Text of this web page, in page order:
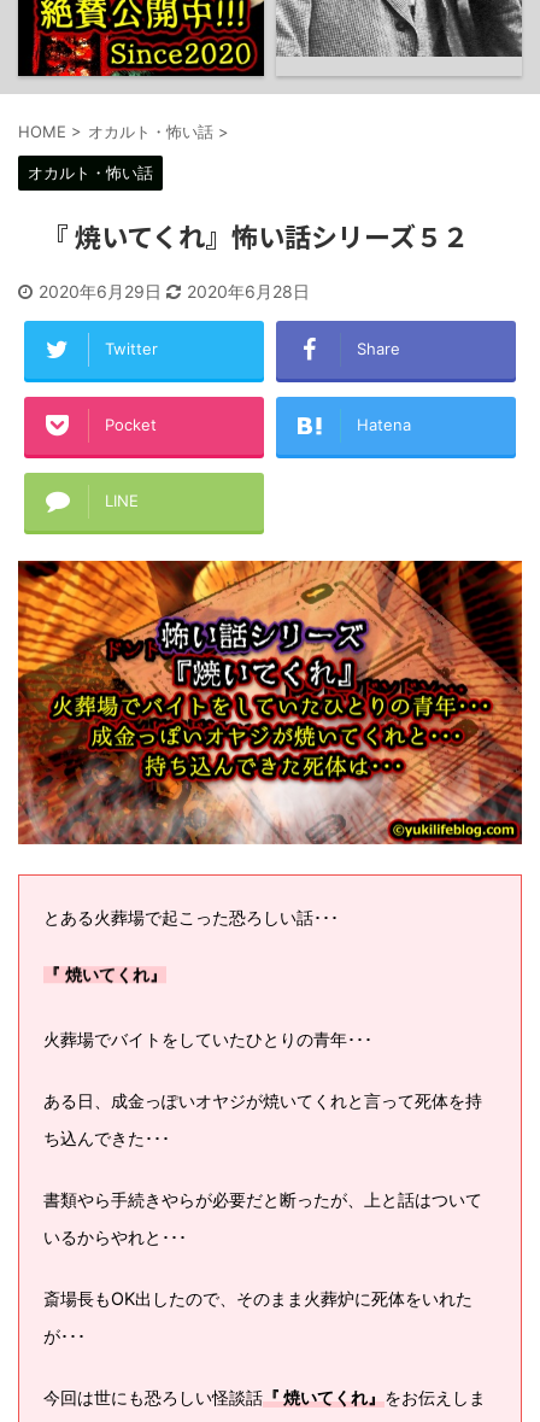
HOME > オカルト・怖い話 >
オカルト・怖い話
『 焼いてくれ』怖い話シリーズ５２
2020年6月29日 2020年6月28日
Twitter Share
Pocket Hatena
LINE
とある火葬場で起こった恐ろしい話･･･
『 焼いてくれ』
火葬場でバイトをしていたひとりの青年･･･
ある日、成金っぽいオヤジが焼いてくれと言って死体を持
ち込んできた･･･
書類やら手続きやらが必要だと断ったが、上と話はついて
いるからやれと･･･
斎場長もOK出したので、そのまま火葬炉に死体をいれた
が･･･
今回は世にも恐ろしい怪談話『 焼いてくれ』をお伝えしま